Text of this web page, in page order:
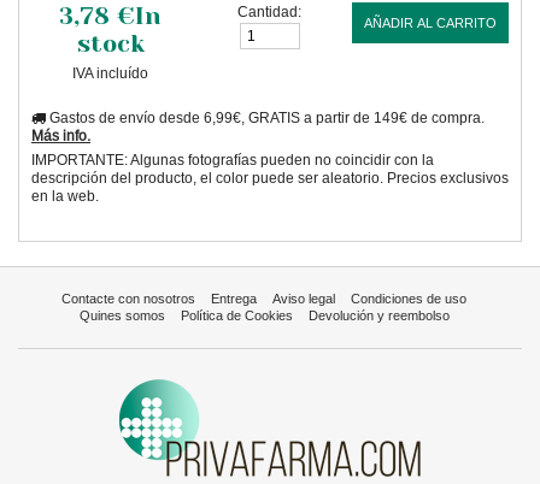
3,78 €In
stock
IVA incluído
Cantidad:
AÑADIR AL CARRITO
Gastos de envío desde 6,99€, GRATIS a partir de 149€ de compra.
Más info.
IMPORTANTE: Algunas fotografías pueden no coincidir con la
descripción del producto, el color puede ser aleatorio. Precios exclusivos
en la web.
Contacte con nosotros Entrega Aviso legal
Condiciones de uso
Quines somos
Política de Cookies Devolución y reembolso